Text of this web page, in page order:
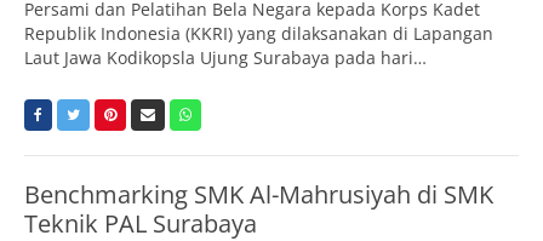
Persami dan Pelatihan Bela Negara kepada Korps Kadet
Republik Indonesia (KKRI) yang dilaksanakan di Lapangan
Laut Jawa Kodikopsla Ujung Surabaya pada hari…
Benchmarking SMK Al-Mahrusiyah di SMK
Teknik PAL Surabaya